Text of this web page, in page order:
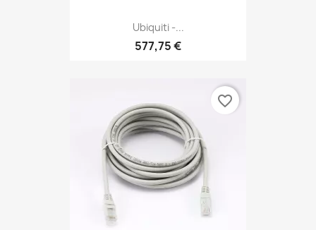
Ubiquiti -...
577,75 €
favorite_border